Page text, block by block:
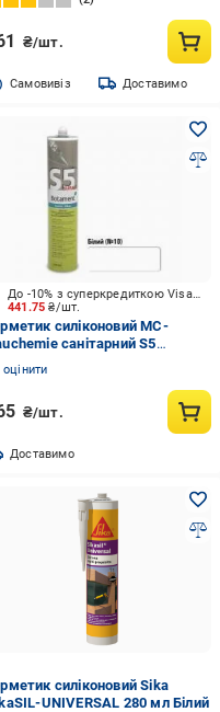
₴/шт.
Cамовивіз Доставимо
441.75₴/шт.
До -10% з суперкредиткою Visa Вигода
силіконовий MC-
санітарний S5
10, білий 310 мл
оцінити
₴/шт.
Доставимо
силіконовий Sika
UNIVERSAL 280 мл Білий